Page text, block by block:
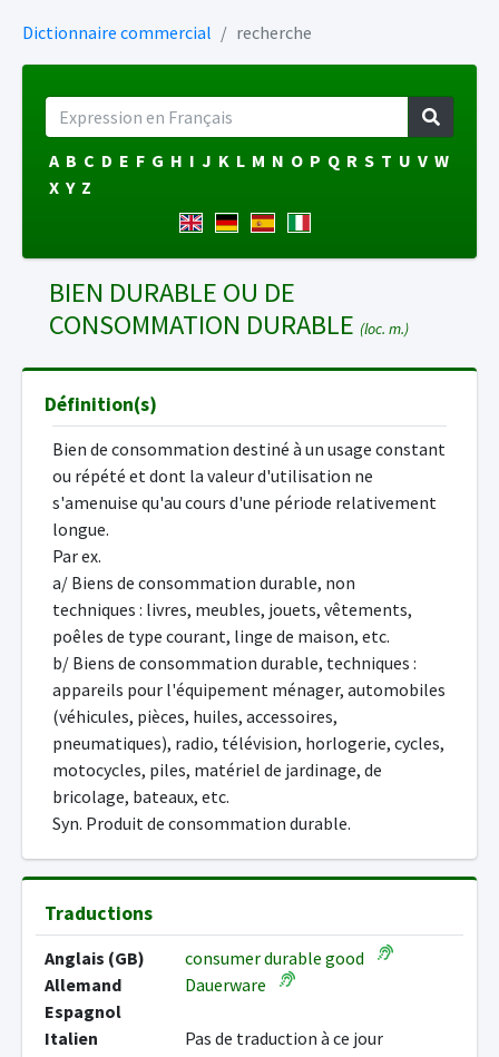
Dictionnaire commercial recherche
A B C D E F G H I J K L M N O P Q R S T U V W
X Y Z
BIEN DURABLE OU DE
CONSOMMATION DURABLE (loc. m.)
Définition(s)
Bien de consommation destiné à un usage constant
ou répété et dont la valeur d'utilisation ne
s'amenuise qu'au cours d'une période relativement
longue.
Par ex.
a/ Biens de consommation durable, non
techniques : livres, meubles, jouets, vêtements,
poêles de type courant, linge de maison, etc.
b/ Biens de consommation durable, techniques :
appareils pour l'équipement ménager, automobiles
(véhicules, pièces, huiles, accessoires,
pneumatiques), radio, télévision, horlogerie, cycles,
motocycles, piles, matériel de jardinage, de
bricolage, bateaux, etc.
Syn. Produit de consommation durable.
Traductions
Anglais (GB)
consumer durable good
Allemand
Dauerware
Espagnol
Italien
Pas de traduction à ce jour